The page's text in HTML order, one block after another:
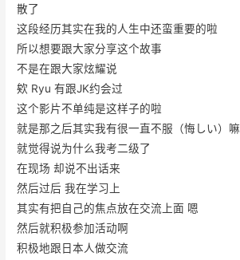
散了
这段经历其实在我的人生中还蛮重要的啦
所以想要跟大家分享这个故事
不是在跟大家炫耀说
欸 Ryu 有跟JK约会过
这个影片不单纯是这样子的啦
就是那之后其实我有很一直不服（悔しい）嘛
就觉得说为什么我考二级了
在现场 却说不出话来
然后过后 我在学习上
其实有把自己的焦点放在交流上面 嗯
然后就积极参加活动啊
积极地跟日本人做交流